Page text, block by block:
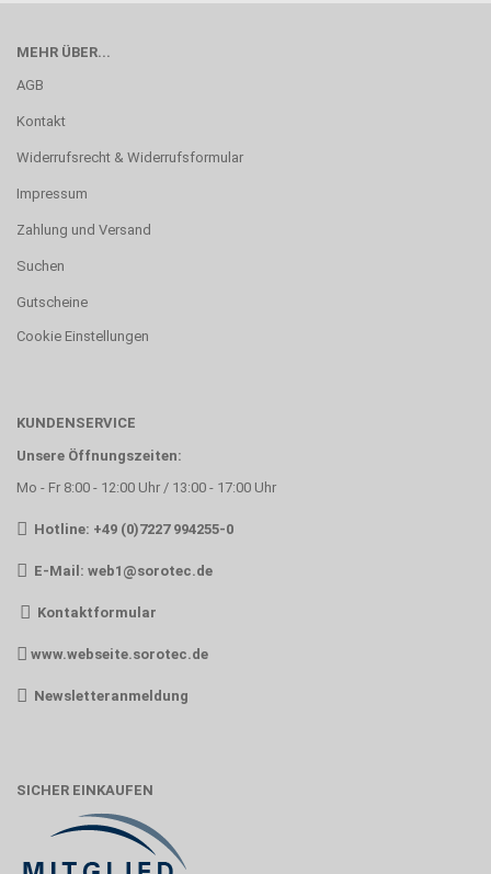
MEHR ÜBER...
AGB
Kontakt
Widerrufsrecht & Widerrufsformular
Impressum
Zahlung und Versand
Suchen
Gutscheine
Cookie Einstellungen
KUNDENSERVICE
Unsere Öffnungszeiten:
Mo - Fr 8:00 - 12:00 Uhr / 13:00 - 17:00 Uhr
Hotline: +49 (0)7227 994255-0
E-Mail: web1@sorotec.de
Kontaktformular
www.webseite.sorotec.de
Newsletteranmeldung
SICHER EINKAUFEN